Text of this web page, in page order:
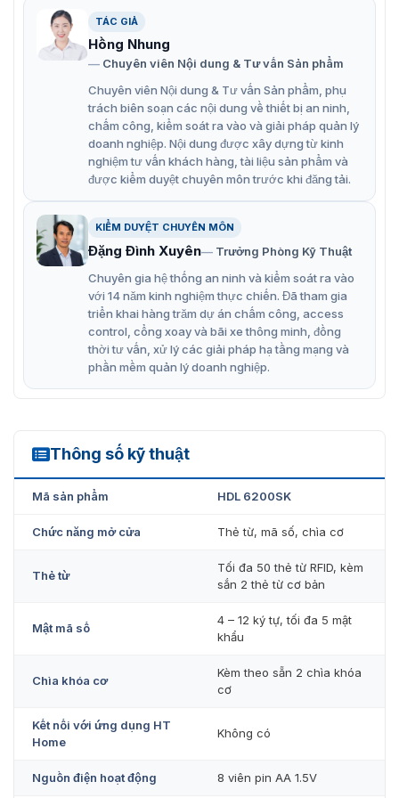
model. Nổi bật như chống sao chép mật khẩu, tự động
khóa, chống sốc điện, cảnh báo cháy, chống sốc điện.
Chính vì vậy, đây là model được nhiều khách hàng tin
Khóa Huyndai với khả năng chống trộm cao.
Thích hợp để lắp đặt cho cửa gỗ, cửa kim loại.
Hỗ trợ nhiều phương thức mở khóa bằng thẻ từ, mật
mã và chìa cơ.
Chức năng cảnh báo cháy: khóa sẽ phát cảnh báo
khi nhiệt độ môi trường lên đến 65ºC.
Chức năng chống kích điện để phá khóa, vô hiệu hoá
khi bị sốc kích điện lên đến 30k Vôn.
Chức năng chống sao chép mật khẩu bằng công
nghệ mật mã ảo. Thêm số ngẫu nhiên trước mật khẩu
Địa chỉ uy tín cung cấp khóa thẻ từ
Hyundai. Hiện sản phẩm đang được Vietnamsmart cung
cấp chính hãng trên thị trường với mức giá tốt nhất. Cam
kém chất lượng. Chế độ bảo hành 12 tháng theo quy
TÁC GIẢ
Hồng Nhung
Chuyên viên Nội dung & Tư vấn Sản phẩm
Chuyên viên Nội dung & Tư vấn Sản phẩm, phụ
trách biên soạn các nội dung về thiết bị an ninh,
chấm công, kiểm soát ra vào và giải pháp quản lý
doanh nghiệp. Nội dung được xây dựng từ kinh
nghiệm tư vấn khách hàng, tài liệu sản phẩm và
được kiểm duyệt chuyên môn trước khi đăng tải.
KIỂM DUYỆT CHUYÊN MÔN
Đặng Đình Xuyên
Trưởng Phòng Kỹ Thuật
Chuyên gia hệ thống an ninh và kiểm soát ra vào
với 14 năm kinh nghiệm thực chiến. Đã tham gia
triển khai hàng trăm dự án chấm công, access
control, cổng xoay và bãi xe thông minh, đồng
thời tư vấn, xử lý các giải pháp hạ tầng mạng và
phần mềm quản lý doanh nghiệp.
Thông số kỹ thuật
HDL 6200SK
Mã sản phẩm HDL 6200SK
Chức năng mở cửa Thẻ từ, mã số, chìa cơ
Thẻ từ
Tối đa 50 thẻ từ RFID, kèm
sắn 2 thẻ từ cơ bản
Mật mã số
4 – 12 ký tự, tối đa 5 mật
khẩu
Chìa khóa cơ
Kèm theo sẵn 2 chìa khóa
cơ
Kết nối với ứng dụng HT
Home
Không có
Nguồn điện hoạt động 8 viên pin AA 1.5V